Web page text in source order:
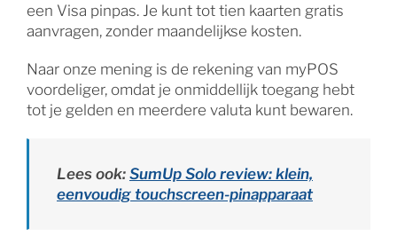
een Visa pinpas. Je kunt tot tien kaarten gratis
aanvragen, zonder maandelijkse kosten.
Naar onze mening is de rekening van myPOS
voordeliger, omdat je onmiddellijk toegang hebt
tot je gelden en meerdere valuta kunt bewaren.
Lees ook: SumUp Solo review: klein,
eenvoudig touchscreen-pinapparaat